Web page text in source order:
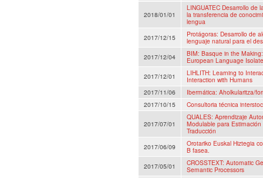
2018/01/01
LINGUATEC Desarrollo de
la transferencia de
lengua
2017/12/15
Protágoras: Desarrollo de
lenguaje natural para el
2017/12/04
BIM: Basque in the
European Language
2017/12/01
LIHLITH: Learning to
Interaction with Humans
2017/11/06
Ibermática: Aholkularitza/
2017/10/15
Consultoria técnica
2017/07/01
QUALES: Aprendizaje
Modulable para
Traducción
2017/06/09
Orotariko Euskal Hiztegia
B fasea.
2017/05/01
CROSSTEXT: Automatic
Semantic Processors